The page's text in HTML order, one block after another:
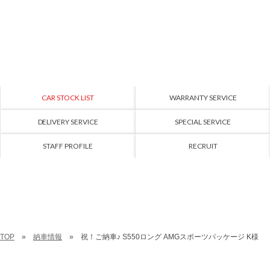
CAR STOCK LIST WARRANTY SERVICE
DELIVERY SERVICE SPECIAL SERVICE
STAFF PROFILE RECRUIT
TOP 納車情報 祝！ご納車♪ S550ロング AMGスポーツパッケージ K様